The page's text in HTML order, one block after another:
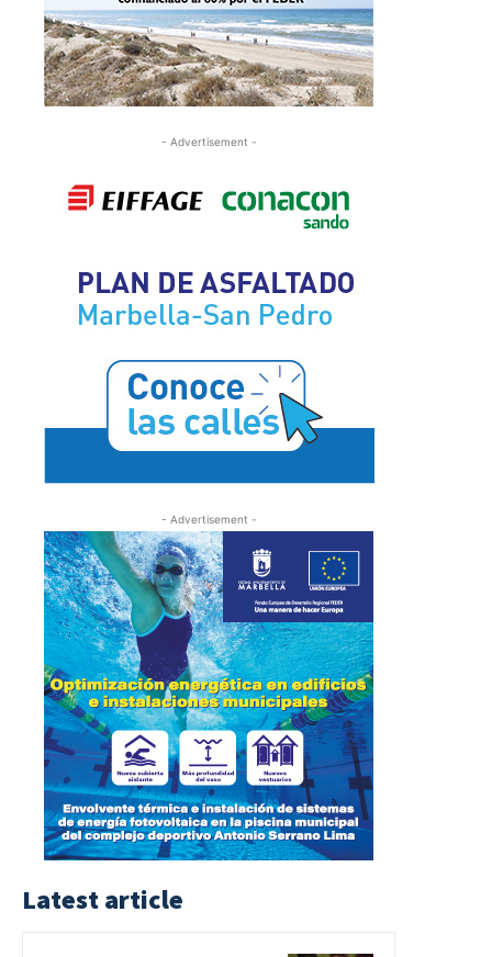
- Advertisement -
- Advertisement -
Latest article